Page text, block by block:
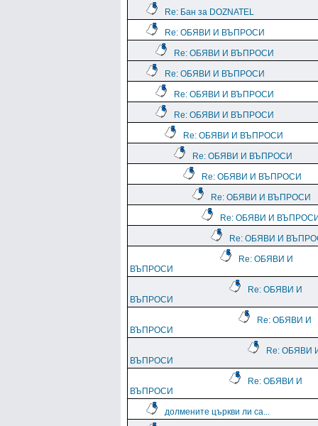
Re: Бан за DOZNATEL
Re: ОБЯВИ И ВЪПРОСИ
Re: ОБЯВИ И ВЪПРОСИ
Re: ОБЯВИ И ВЪПРОСИ
Re: ОБЯВИ И ВЪПРОСИ
Re: ОБЯВИ И ВЪПРОСИ
Re: ОБЯВИ И ВЪПРОСИ
Re: ОБЯВИ И ВЪПРОСИ
Re: ОБЯВИ И ВЪПРОСИ
Re: ОБЯВИ И ВЪПРОСИ
Re: ОБЯВИ И
Re: ОБЯВИ И
Re: ОБЯВИ И
ВЪПРОСИ
Re: ОБЯВИ И
ВЪПРОСИ
Re: ОБЯВИ И
ВЪПРОСИ
Re: ОБЯВИ
ВЪПРОСИ
Re: ОБЯВИ И
ВЪПРОСИ
долмените църкви ли са...